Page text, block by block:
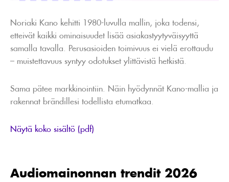
Noriaki Kano kehitti 1980-luvulla mallin, joka todensi,
etteivät kaikki ominaisuudet lisää asiakastyytyväisyyttä
samalla tavalla. Perusasioiden toimivuus ei vielä erottaudu
– muistettavuus syntyy odotukset ylittävistä hetkistä.
Sama pätee markkinointiin. Näin hyödynnät Kano-mallia ja
rakennat brändillesi todellista etumatkaa.
Näytä koko sisältö (pdf)
Audiomainonnan trendit 2026